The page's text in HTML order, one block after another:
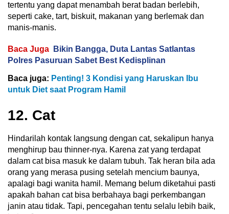
tertentu yang dapat menambah berat badan berlebih,
seperti cake, tart, biskuit, makanan yang berlemak dan
manis-manis.
Baca Juga
Bikin Bangga, Duta Lantas Satlantas
Polres Pasuruan Sabet Best Kedisplinan
Baca juga: Penting! 3 Kondisi yang Haruskan Ibu
untuk Diet saat Program Hamil
12. Cat
Hindarilah kontak langsung dengan cat, sekalipun hanya
menghirup bau thinner-nya. Karena zat yang terdapat
dalam cat bisa masuk ke dalam tubuh. Tak heran bila ada
orang yang merasa pusing setelah mencium baunya,
apalagi bagi wanita hamil. Memang belum diketahui pasti
apakah bahan cat bisa berbahaya bagi perkembangan
janin atau tidak. Tapi, pencegahan tentu selalu lebih baik,